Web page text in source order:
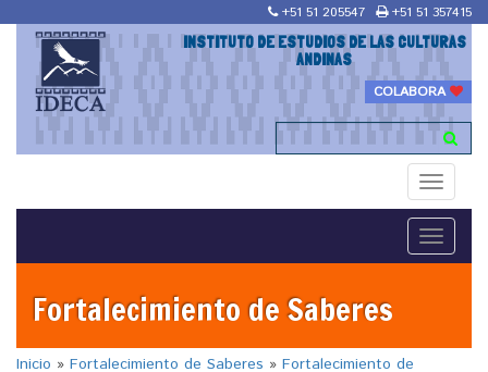
+51 51 205547 +51 51 357415
INSTITUTO DE ESTUDIOS DE LAS CULTURAS
ANDINAS
COLABORA
Toggle
Toggle
Fortalecimiento de Saberes
Inicio » Fortalecimiento de Saberes » Fortalecimiento de